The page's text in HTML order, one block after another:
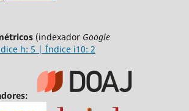
(indexador Google
h: 5 | Índice i10: 2